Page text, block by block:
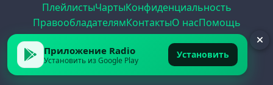
ПлейлистыЧартыКонфиденциальность
ПравообладателямКонтактыО насПомощь
РецептыРадиоPDFRecordЕГЭ
© 2026 FirstRadio.
Приложение Radio
Установить из Google Play Установить